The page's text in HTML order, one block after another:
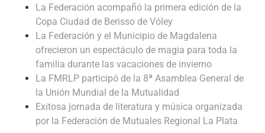
La Federación acompañó la primera edición de la
Copa Ciudad de Berisso de Vóley
La Federación y el Municipio de Magdalena
ofrecieron un espectáculo de magia para toda la
familia durante las vacaciones de invierno
La FMRLP participó de la 8ª Asamblea General de
la Unión Mundial de la Mutualidad
Exitosa jornada de literatura y música organizada
por la Federación de Mutuales Regional La Plata